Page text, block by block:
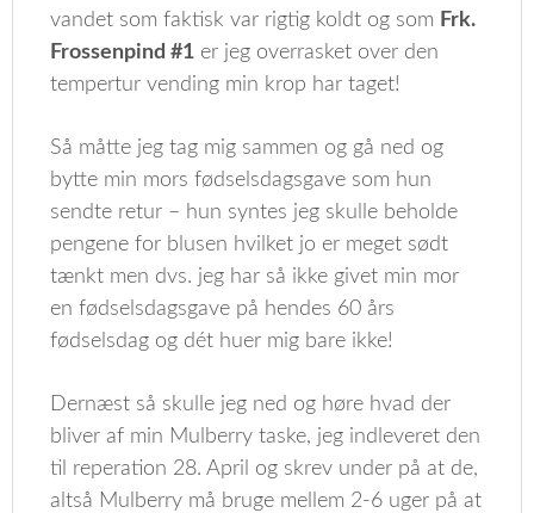
vandet som faktisk var rigtig koldt og som Frk.
Frossenpind #1 er jeg overrasket over den
tempertur vending min krop har taget!
Så måtte jeg tag mig sammen og gå ned og
bytte min mors fødselsdagsgave som hun
sendte retur – hun syntes jeg skulle beholde
pengene for blusen hvilket jo er meget sødt
tænkt men dvs. jeg har så ikke givet min mor
en fødselsdagsgave på hendes 60 års
fødselsdag og dét huer mig bare ikke!
Dernæst så skulle jeg ned og høre hvad der
bliver af min Mulberry taske, jeg indleveret den
til reperation 28. April og skrev under på at de,
altså Mulberry må bruge mellem 2-6 uger på at